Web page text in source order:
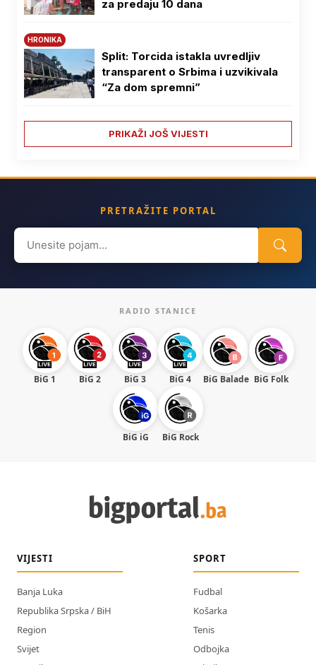
za predaju 10 dana
HRONIKA
Split: Torcida istakla uvredljiv
transparent o Srbima i uzvikivala
“Za dom spremni”
PRIKAŽI JOŠ VIJESTI
PRETRAŽITE PORTAL
Search
for:
RADIO STANICE
BiG 1 BiG 2 BiG 3 BiG 4 BiG Balade BiG Folk
BiG iG BiG Rock
VIJESTI
Banja Luka
Republika Srpska / BiH
Region
Svijet
SPORT
Fudbal
Košarka
Tenis
Odbojka